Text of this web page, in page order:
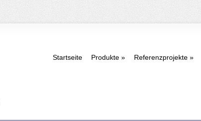
Startseite Produkte Referenzprojekte